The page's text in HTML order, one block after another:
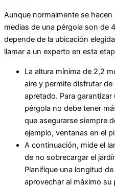
Aunque normalmente se
medias de una pérgola son de
depende de la ubicación
llamar a un experto en esta
La altura mínima de 2,2
aire y permite disfrutar
apretado. Para
pérgola no debe tener
que asegurarse siempre
ejemplo, ventanas en el
A continuación, mide el
de no sobrecargar el
Planifique una longitud
aprovechar al máximo su